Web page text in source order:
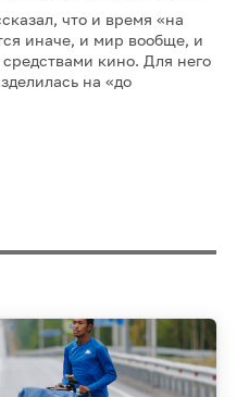
что и время «на
иначе, и мир вообще, и
кино. Для него
на «до